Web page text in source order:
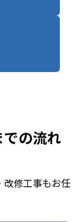
の流れ
改修工事もお任